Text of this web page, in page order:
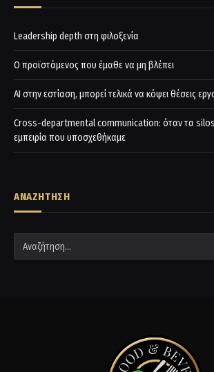
Leadership depth στη φιλοξενία
Ο προϊστάμενος που έμαθε να μη βλέπει
AI στην εστίαση, μπορεί τελικά να κόψει θέσεις
Cross-departmental communication: όταν τα
εμπειρία που υποσχεθήκαμε
ΑΝΑΖΗΤΗΣΗ